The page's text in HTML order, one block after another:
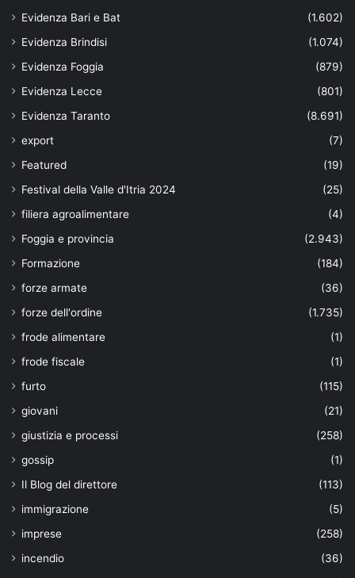
Evidenza Bari e Bat
(1.602)
Evidenza Brindisi
(1.074)
Evidenza Foggia
(879)
Evidenza Lecce
(801)
Evidenza Taranto
(8.691)
export
(7)
Featured
(19)
Festival della Valle d'Itria 2024
(25)
filiera agroalimentare
(4)
Foggia e provincia
(2.943)
Formazione
(184)
forze armate
(36)
forze dell'ordine
(1.735)
frode alimentare
(1)
frode fiscale
(1)
furto
(115)
giovani
(21)
giustizia e processi
(258)
gossip
(1)
Il Blog del direttore
(113)
immigrazione
(5)
imprese
(258)
incendio
(36)